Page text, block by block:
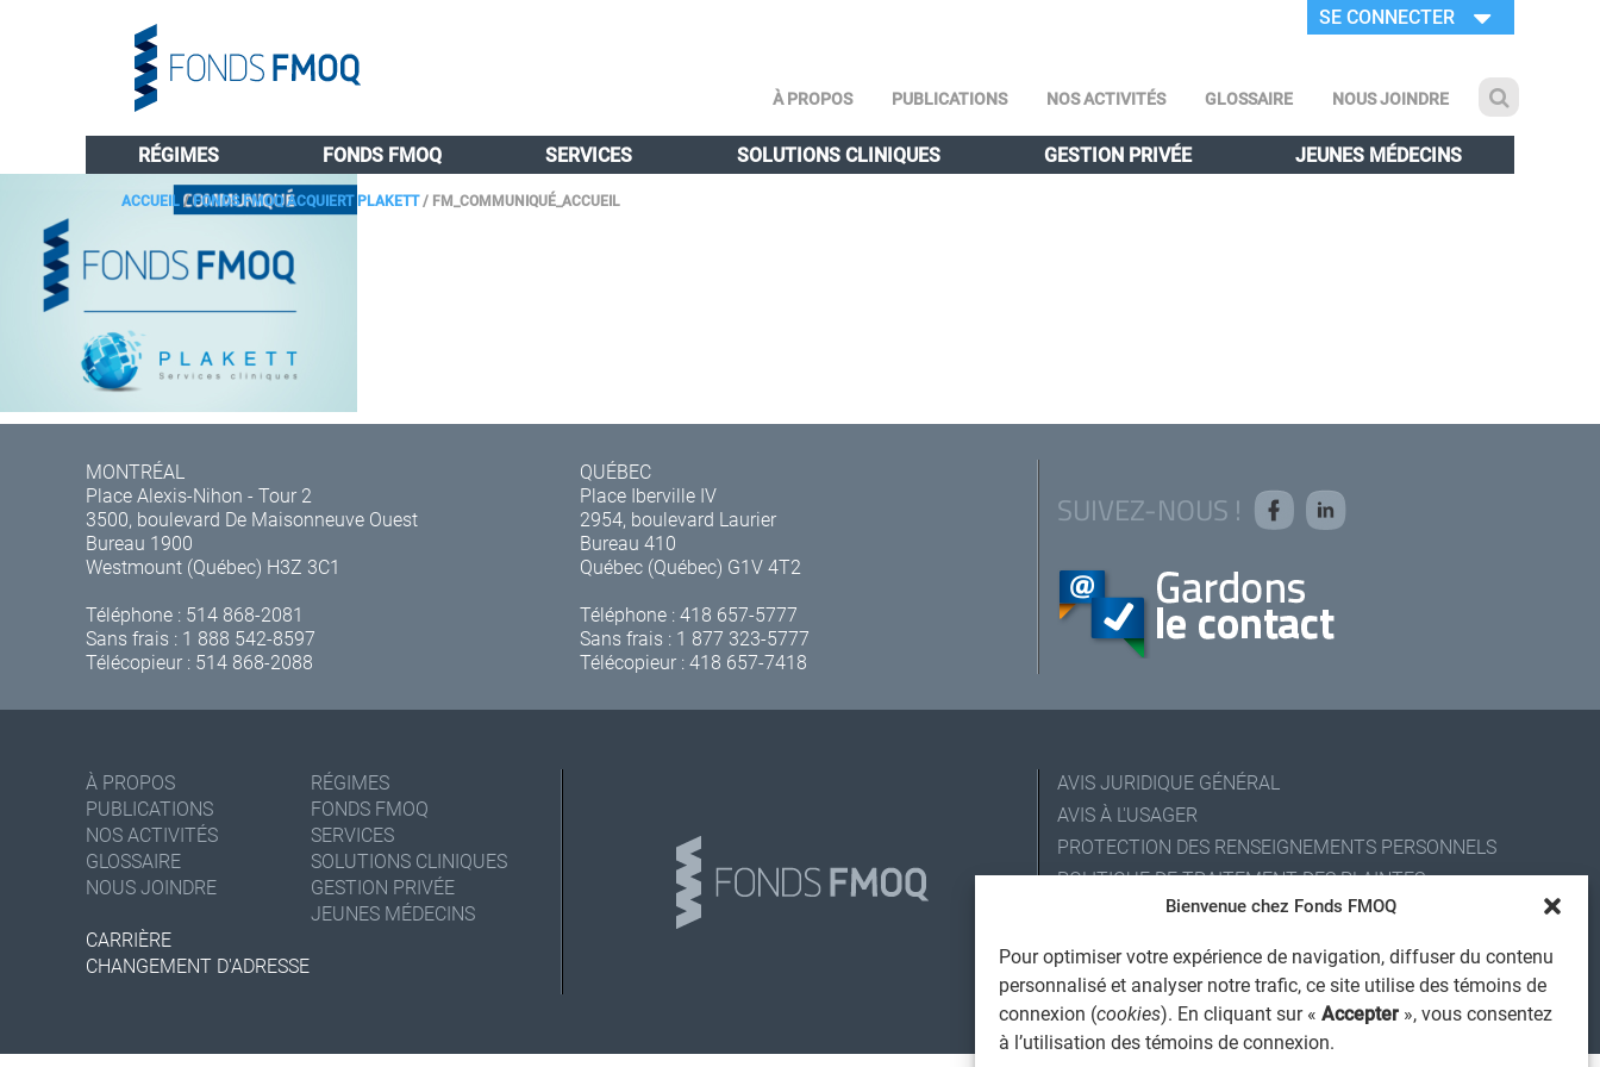
Bienvenue chez Fonds FMOQ
Pour optimiser votre expérience de navigation, diffuser du contenu
personnalisé et analyser notre trafic, ce site utilise des témoins de
connexion (cookies). En cliquant sur « Accepter », vous consentez
à l’utilisation des témoins de connexion.
SE CONNECTER
À PROPOS PUBLICATIONS NOS ACTIVITÉS GLOSSAIRE NOUS JOINDRE
RÉGIMES FONDS FMOQ SERVICES SOLUTIONS CLINIQUES GESTION PRIVÉE JEUNES MÉDECINS
ACCUEIL/FONDS FMOQ ACQUIERT PLAKETT/ FM_COMMUNIQUÉ_ACCUEIL
MONTRÉAL
Place Alexis-Nihon - Tour 2
3500, boulevard De Maisonneuve Ouest
Bureau 1900
Westmount (Québec) H3Z 3C1
Téléphone : 514 868-2081
Sans frais : 1 888 542-8597
Télécopieur : 514 868-2088
QUÉBEC
Place Iberville IV
2954, boulevard Laurier
Bureau 410
Québec (Québec) G1V 4T2
Téléphone :418 657-5777
Sans frais : 1 877 323-5777
Télécopieur : 418 657-7418
SUIVEZ-NOUS !
À PROPOS
PUBLICATIONS
NOS ACTIVITÉS
GLOSSAIRE
NOUS JOINDRE
RÉGIMES
FONDS FMOQ
SERVICES
SOLUTIONS CLINIQUES
GESTION PRIVÉE
JEUNES MÉDECINS
CARRIÈRE
CHANGEMENT D'ADRESSE
AVIS JURIDIQUE GÉNÉRAL
AVIS À L'USAGER
PROTECTION DES RENSEIGNEMENTS PERSONNELS
POLITIQUE DE TRAITEMENT DES PLAINTES
REGISTRE DES CONFLITS D'INTÉRÊTS
ALERTE INTERNET
© 2026 Société de services financiers Fonds FMOQ inc.
Tous droits réservés.